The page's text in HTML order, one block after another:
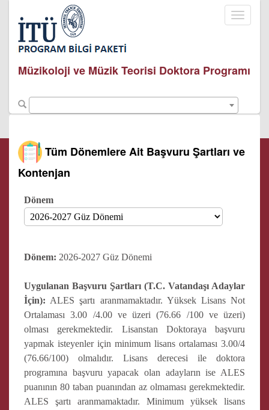
Toggle
Müzikoloji ve Müzik Teorisi Doktora Programı
Tüm Dönemlere Ait Başvuru Şartları ve
Kontenjan
Dönem
Dönem: 2026-2027 Güz Dönemi
Uygulanan Başvuru Şartları (T.C. Vatandaşı Adaylar
İçin): ALES şartı aranmamaktadır. Yüksek Lisans Not
Ortalaması 3.00 /4.00 ve üzeri (76.66 /100 ve üzeri)
olması gerekmektedir. Lisanstan Doktoraya başvuru
yapmak isteyenler için minimum lisans ortalaması 3.00/4
(76.66/100) olmalıdır. Lisans derecesi ile doktora
programına başvuru yapacak olan adayların ise ALES
puanının 80 taban puanından az olmaması gerekmektedir.
ALES şartı aranmamaktadır. Minimum yüksek lisans